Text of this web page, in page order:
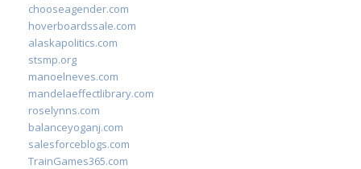
chooseagender.com
hoverboardssale.com
alaskapolitics.com
stsmp.org
manoelneves.com
mandelaeffectlibrary.com
roselynns.com
balanceyoganj.com
salesforceblogs.com
TrainGames365.com